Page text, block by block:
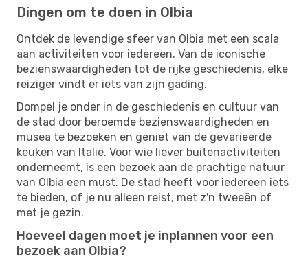
Dingen om te doen in Olbia
Ontdek de levendige sfeer van Olbia met een scala
aan activiteiten voor iedereen. Van de iconische
bezienswaardigheden tot de rijke geschiedenis, elke
reiziger vindt er iets van zijn gading.
Dompel je onder in de geschiedenis en cultuur van
de stad door beroemde bezienswaardigheden en
musea te bezoeken en geniet van de gevarieerde
keuken van Italië. Voor wie liever buitenactiviteiten
onderneemt, is een bezoek aan de prachtige natuur
van Olbia een must. De stad heeft voor iedereen iets
te bieden, of je nu alleen reist, met z'n tweeën of
met je gezin.
Hoeveel dagen moet je inplannen voor een
bezoek aan Olbia?